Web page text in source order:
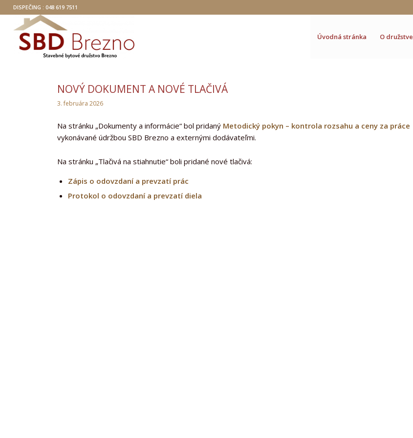
DISPEČING : 048 619 7511
Úvodná stránka O družstve
NOVÝ DOKUMENT A NOVÉ TLAČIVÁ
3. februára 2026
Na stránku „Dokumenty a informácie“ bol pridaný Metodický pokyn – kontrola rozsahu a ceny za práce
vykonávané údržbou SBD Brezno a externými dodávateľmi.
Na stránku „Tlačivá na stiahnutie“ boli pridané nové tlačivá:
Zápis o odovzdaní a prevzatí prác
Protokol o odovzdaní a prevzatí diela